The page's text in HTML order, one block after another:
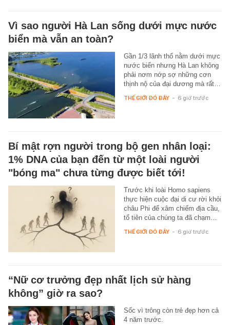
Vì sao người Hà Lan sống dưới mực nước
biển mà vẫn an toàn?
Gần 1/3 lãnh thổ nằm dưới mực
nước biển nhưng Hà Lan không
phải nơm nớp sợ những cơn
thịnh nộ của đại dương mà rất…
THẾ GIỚI ĐÓ ĐÂY - 6 giờ trước
Bí mật rợn người trong bộ gen nhân loại:
1% DNA của bạn đến từ một loài người
"bóng ma" chưa từng được biết tới!
Trước khi loài Homo sapiens
thực hiện cuộc đại di cư rời khỏi
châu Phi để xâm chiếm địa cầu,
tổ tiên của chúng ta đã chạm…
THẾ GIỚI ĐÓ ĐÂY - 6 giờ trước
“Nữ cơ trưởng đẹp nhất lịch sử hàng
không” giờ ra sao?
Sốc vì trông còn trẻ đẹp hơn cả
4 năm trước.